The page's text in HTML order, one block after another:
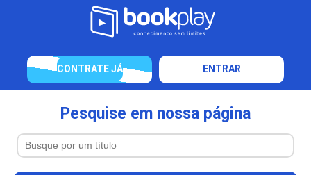
CONTRATE JÁ ENTRAR
Pesquise em nossa página